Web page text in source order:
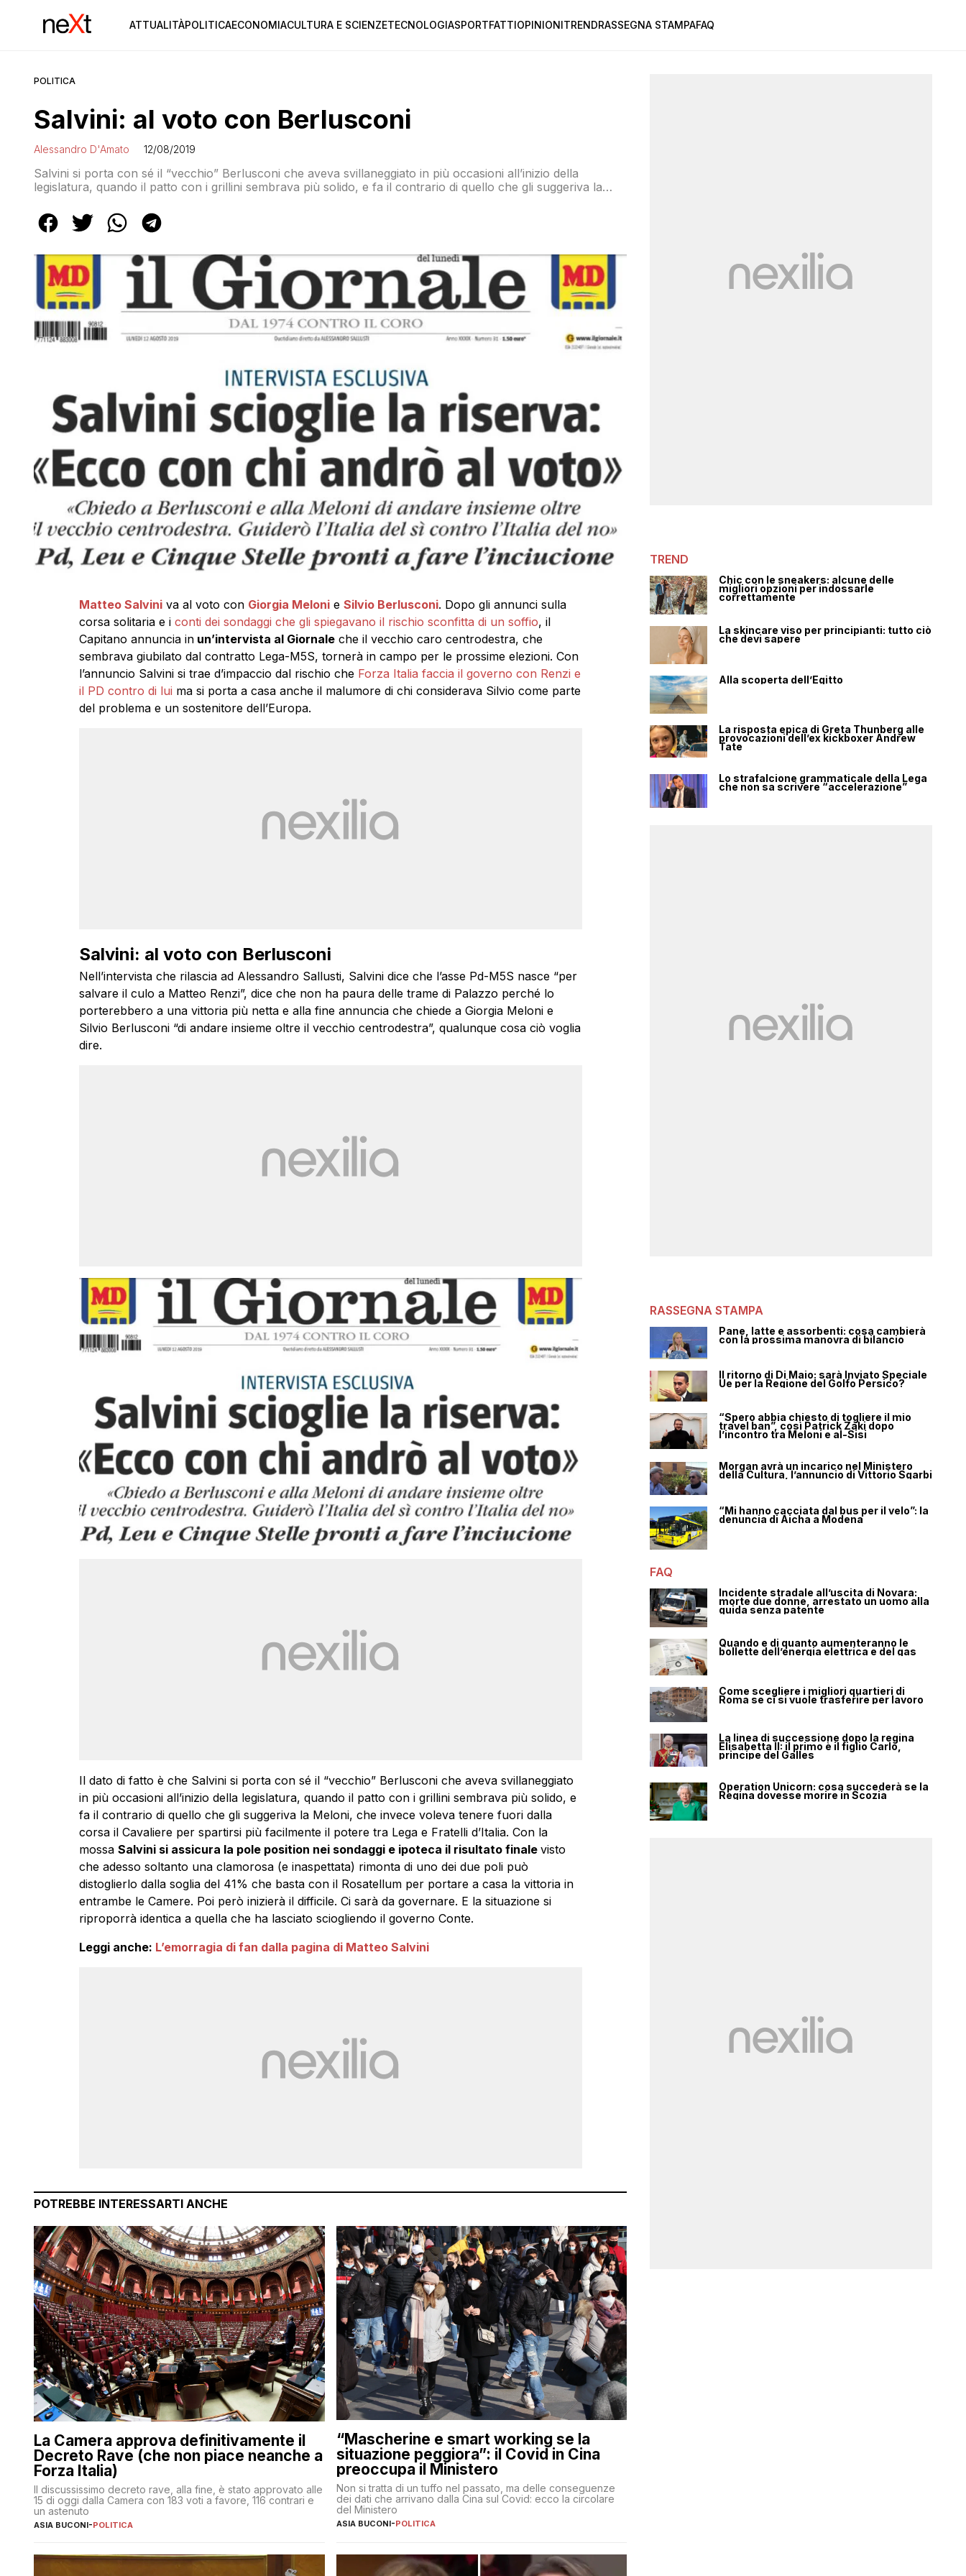
ATTUALITÀPOLITICAECONOMIACULTURA E SCIENZETECNOLOGIASPORTFATTIOPINIONITRENDRASSEGNA STAMPAFAQ
POLITICA
Salvini: al voto con Berlusconi
Alessandro D'Amato 12/08/2019
Salvini si porta con sé il “vecchio” Berlusconi che aveva svillaneggiato in più occasioni all’inizio della
legislatura, quando il patto con i grillini sembrava più solido, e fa il contrario di quello che gli suggeriva la
Matteo Salviniva al voto con Giorgia Melonie Silvio Berlusconi. Dopo gli annunci sulla
corsa solitaria e iconti dei sondaggi che gli spiegavano il rischio sconfitta di un soffio, il
Capitano annuncia inun’intervista al Giornaleche il vecchio caro centrodestra, che
sembrava giubilato dal contratto Lega-M5S, tornerà in campo per le prossime elezioni. Con
l’annuncio Salvini si trae d’impaccio dal rischio che Forza Italia faccia il governo con Renzi e
il PD contro di lui ma si porta a casa anche il malumore di chi considerava Silvio come parte
del problema e un sostenitore dell’Europa.
Salvini: al voto con Berlusconi
Nell’intervista che rilascia ad Alessandro Sallusti, Salvini dice che l’asse Pd-M5S nasce “per
salvare il culo a Matteo Renzi”, dice che non ha paura delle trame di Palazzo perché lo
porterebbero a una vittoria più netta e alla fine annuncia che chiede a Giorgia Meloni e
Silvio Berlusconi “di andare insieme oltre il vecchio centrodestra”, qualunque cosa ciò voglia
dire.
Il dato di fatto è che Salvini si porta con sé il “vecchio” Berlusconi che aveva svillaneggiato
in più occasioni all’inizio della legislatura, quando il patto con i grillini sembrava più solido, e
fa il contrario di quello che gli suggeriva la Meloni, che invece voleva tenere fuori dalla
corsa il Cavaliere per spartirsi più facilmente il potere tra Lega e Fratelli d’Italia. Con la
mossa Salvini si assicura la pole position nei sondaggi e ipoteca il risultato finale visto
che adesso soltanto una clamorosa (e inaspettata) rimonta di uno dei due poli può
distoglierlo dalla soglia del 41% che basta con il Rosatellum per portare a casa la vittoria in
entrambe le Camere. Poi però inizierà il difficile. Ci sarà da governare. E la situazione si
riproporrà identica a quella che ha lasciato sciogliendo il governo Conte.
Leggi anche: L’emorragia di fan dalla pagina di Matteo Salvini
POTREBBE INTERESSARTI ANCHE
La Camera approva definitivamente il
Decreto Rave (che non piace neanche a
Forza Italia)
Il discussissimo decreto rave, alla fine, è stato approvato alle
15 di oggi dalla Camera con 183 voti a favore, 116 contrari e
un astenuto
ASIA BUCONI-POLITICA
“Mascherine e smart working se la
situazione peggiora”: il Covid in Cina
preoccupa il Ministero
Non si tratta di un tuffo nel passato, ma delle conseguenze
dei dati che arrivano dalla Cina sul Covid: ecco la circolare
del Ministero
ASIA BUCONI-POLITICA
TREND
Chic con le sneakers: alcune delle
migliori opzioni per indossarle
correttamente
La skincare viso per principianti: tutto ciò
che devi sapere
Alla scoperta dell’Egitto
La risposta epica di Greta Thunberg alle
provocazioni dell’ex kickboxer Andrew
Tate
Lo strafalcione grammaticale della Lega
che non sa scrivere “accelerazione”
RASSEGNA STAMPA
Pane, latte e assorbenti: cosa cambierà
con la prossima manovra di bilancio
Il ritorno di Di Maio: sarà Inviato Speciale
Ue per la Regione del Golfo Persico?
“Spero abbia chiesto di togliere il mio
travel ban”, così Patrick Zaki dopo
l’incontro tra Meloni e al-Sisi
Morgan avrà un incarico nel Ministero
della Cultura, l’annuncio di Vittorio Sgarbi
“Mi hanno cacciata dal bus per il velo”: la
denuncia di Aicha a Modena
FAQ
Incidente stradale all’uscita di Novara:
morte due donne, arrestato un uomo alla
guida senza patente
Quando e di quanto aumenteranno le
bollette dell’energia elettrica e del gas
Come scegliere i migliori quartieri di
Roma se ci si vuole trasferire per lavoro
La linea di successione dopo la regina
Elisabetta II: il primo è il figlio Carlo,
principe del Galles
Operation Unicorn: cosa succederà se la
Regina dovesse morire in Scozia